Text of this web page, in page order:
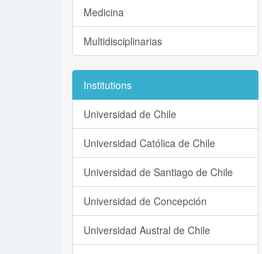
Medicina
Multidisciplinarias
Institutions
Universidad de Chile
Universidad Católica de Chile
Universidad de Santiago de Chile
Universidad de Concepción
Universidad Austral de Chile